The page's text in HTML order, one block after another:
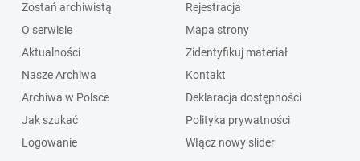
Zostań archiwistą
O serwisie
Aktualności
Nasze Archiwa
Archiwa w Polsce
Jak szukać
Logowanie
Rejestracja
Mapa strony
Zidentyfikuj materiał
Kontakt
Deklaracja dostępności
Polityka prywatności
Włącz nowy slider